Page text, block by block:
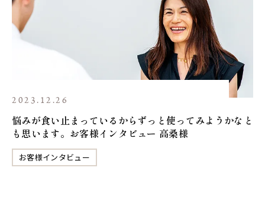
2023.12.26
悩みが食い止まっているからずっと使ってみようかなと
も思います。お客様インタビュー 高桑様
お客様インタビュー